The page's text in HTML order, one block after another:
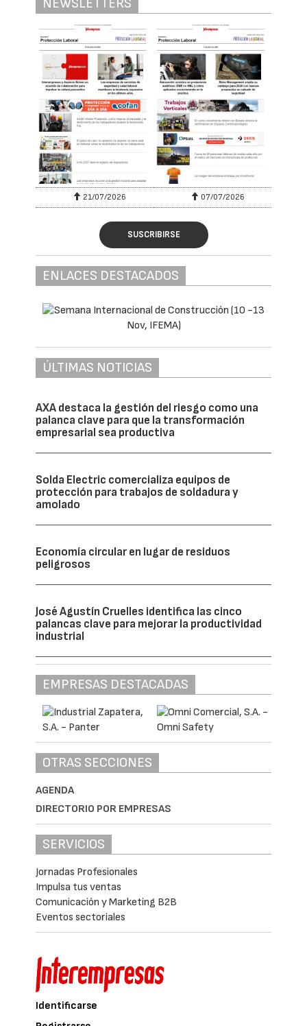
NEWSLETTERS
21/07/2026 07/07/2026
SUSCRIBIRSE
ENLACES DESTACADOS
ÚLTIMAS NOTICIAS
AXA destaca la gestión del riesgo como una
palanca clave para que la transformación
empresarial sea productiva
Solda Electric comercializa equipos de
protección para trabajos de soldadura y
amolado
Economía circular en lugar de residuos
peligrosos
José Agustín Cruelles identifica las cinco
palancas clave para mejorar la productividad
industrial
EMPRESAS DESTACADAS
OTRAS SECCIONES
AGENDA
DIRECTORIO POR EMPRESAS
SERVICIOS
Jornadas Profesionales
Impulsa tus ventas
Comunicación y Marketing B2B
Eventos sectoriales
Identificarse